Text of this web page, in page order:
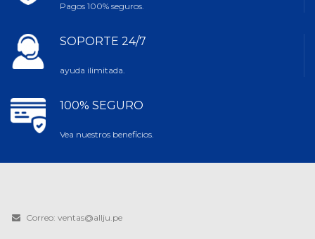
Pagos 100% seguros.
SOPORTE 24/7
ayuda ilimitada.
100% SEGURO
Vea nuestros beneficios.
Correo: ventas@allju.pe